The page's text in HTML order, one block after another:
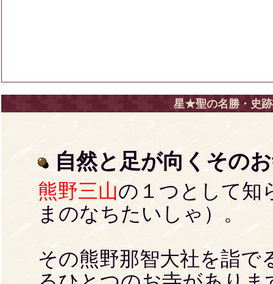
星★聖の名勝・史
自然と足が向くその
熊野三山の１つとして知
まのなちたいしゃ）。
その熊野那智大社を詣で